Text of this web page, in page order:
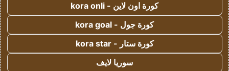
كورة اون لاين - kora onli
كورة جول - kora goal
كورة ستار - kora star
سوريا لايف